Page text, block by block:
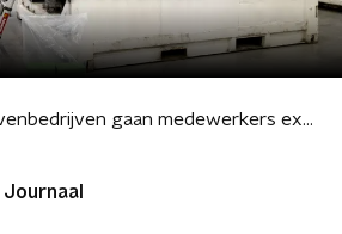
Havenbedrijven gaan medewerkers extra doorlichten vanwege drugsproblemen
Journaal